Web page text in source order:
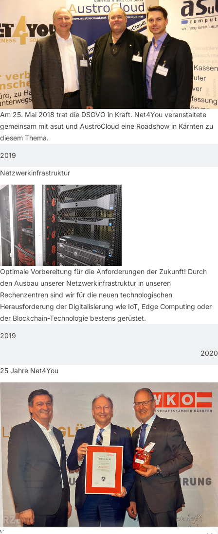
Am 25. Mai 2018 trat die DSGVO in Kraft. Net4You veranstaltete
gemeinsam mit asut und AustroCloud eine Roadshow in Kärnten zu
diesem Thema.
2019
Netzwerkinfrastruktur
Optimale Vorbereitung für die Anforderungen der Zukunft! Durch
den Ausbau unserer Netzwerkinfrastruktur in unseren
Rechenzentren sind wir für die neuen technologischen
Herausforderung der Digitalisierung wie IoT, Edge Computing oder
der Blockchain-Technologie bestens gerüstet.
2019
2020
25 Jahre Net4You
Wie die Zeit vergeht! 2020 feiert Net4You 25 jähriges